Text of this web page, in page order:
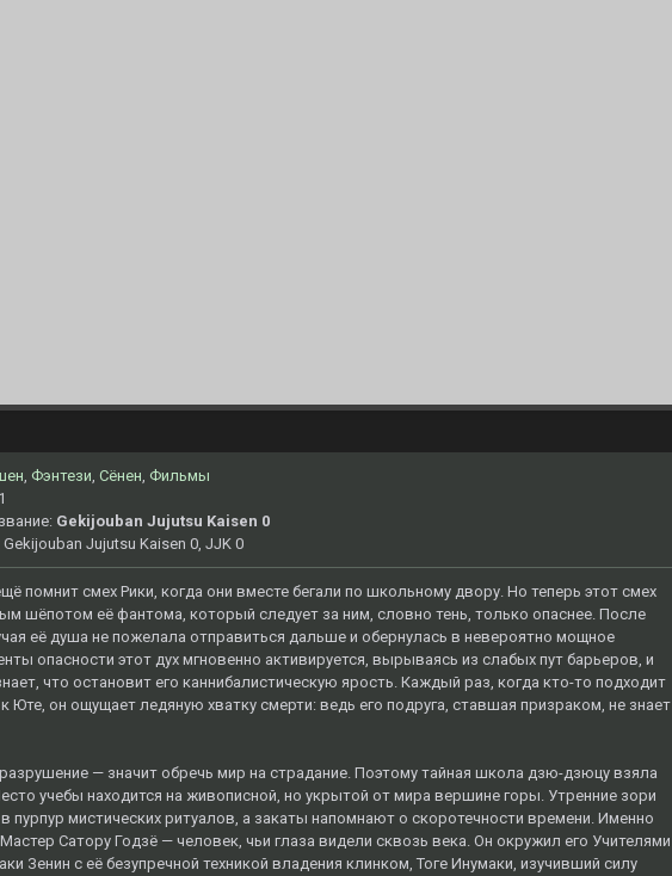
, Фэнтези, Сёнен, Фильмы
Gekijouban Jujutsu Kaisen 0
Jujutsu Kaisen 0, JJK 0
помнит смех Рики, когда они вместе бегали по школьному двору. Но теперь этот смех
шёпотом её фантома, который следует за ним, словно тень, только опаснее. После
её душа не пожелала отправиться дальше и обернулась в невероятно мощное
опасности этот дух мгновенно активируется, вырываясь из слабых пут барьеров, и
что остановит его каннибалистическую ярость. Каждый раз, когда кто-то подходит
Юте, он ощущает ледяную хватку смерти: ведь его подруга, ставшая призраком, не знает
— значит обречь мир на страдание. Поэтому тайная школа дзю-дзюцу взяла
учебы находится на живописной, но укрытой от мира вершине горы. Утренние зори
пурпур мистических ритуалов, а закаты напомнают о скоротечности времени. Именно
Сатору Годзё — человек, чьи глаза видели сквозь века. Он окружил его Учителями
Зенин с её безупречной техникой владения клинком, Тоге Инумаки, изучивший силу